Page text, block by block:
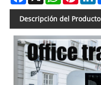
Descripción del Producto